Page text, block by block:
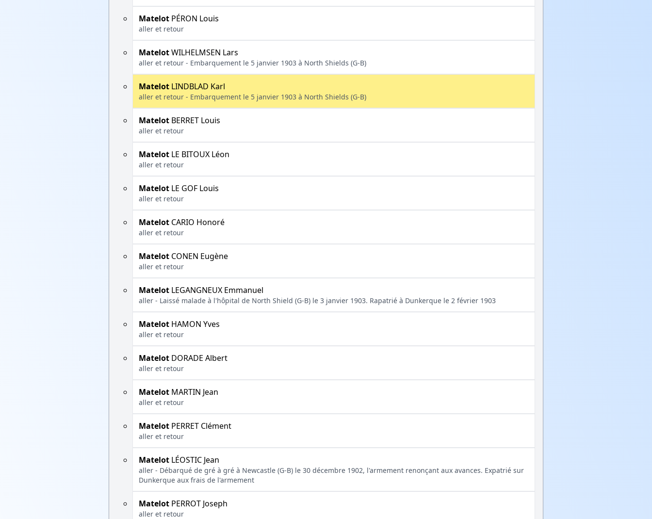
Matelot PÉRON Louis
aller et retour
MatelotWILHELMSEN Lars
aller et retour - Embarquement le 5 janvier 1903 à North Shields (G-B)
Matelot LINDBLAD Karl
aller et retour - Embarquement le 5 janvier 1903 à North Shields (G-B)
Matelot BERRET Louis
aller et retour
Matelot LE BITOUX Léon
aller et retour
Matelot LE GOF Louis
aller et retour
Matelot CARIO Honoré
aller et retour
Matelot CONEN Eugène
aller et retour
Matelot LEGANGNEUX Emmanuel
aller - Laissé malade à l'hôpital de North Shield (G-B) le 3 janvier 1903. Rapatrié à Dunkerque le 2 février 1903
Matelot HAMON Yves
aller et retour
Matelot DORADE Albert
aller et retour
Matelot MARTIN Jean
aller et retour
Matelot PERRET Clément
aller et retour
Matelot LÉOSTIC Jean
aller - Débarqué de gré à gré à Newcastle (G-B) le 30 décembre 1902, l'armement renonçant aux avances. Expatrié sur
Dunkerque aux frais de l'armement
Matelot PERROT Joseph
aller et retour